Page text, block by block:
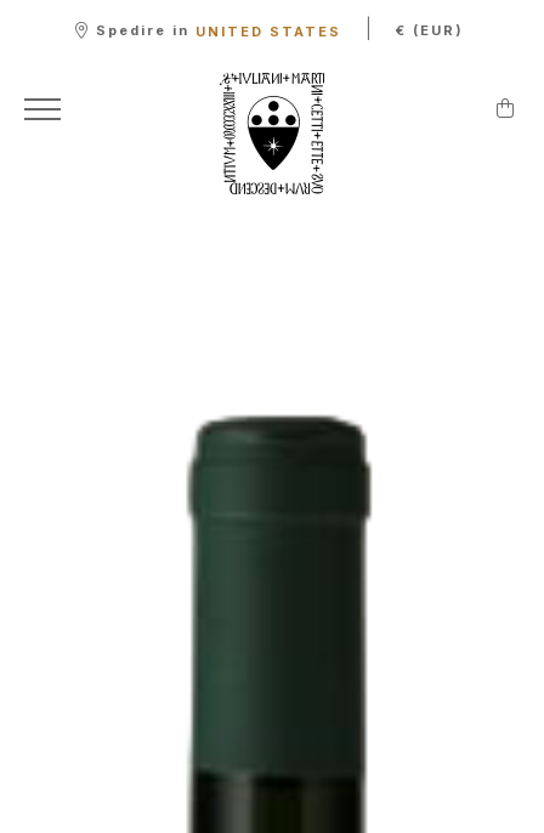
Spedire in UNITED STATES € (EUR)